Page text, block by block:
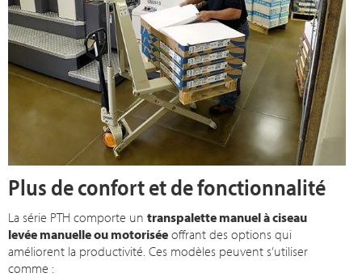
Plus de confort et de fonctionnalité
La série PTH comporte untranspalette manuel à ciseau
levée manuelle ou motorisée offrant des options qui
améliorent la productivité. Ces modèles peuvent s’utiliser
comme :